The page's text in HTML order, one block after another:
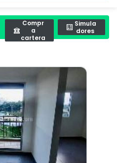
Compr
a
cartera
Simula
dores